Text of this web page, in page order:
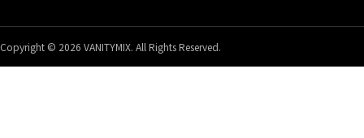
Copyright © 2026 VANITYMIX. All Rights Reserved.